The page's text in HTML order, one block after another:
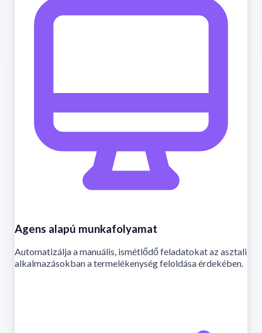
Agens alapú munkafolyamat
Automatizálja a manuális, ismétlődő feladatokat az asztali
alkalmazásokban a termelékenység feloldása érdekében.